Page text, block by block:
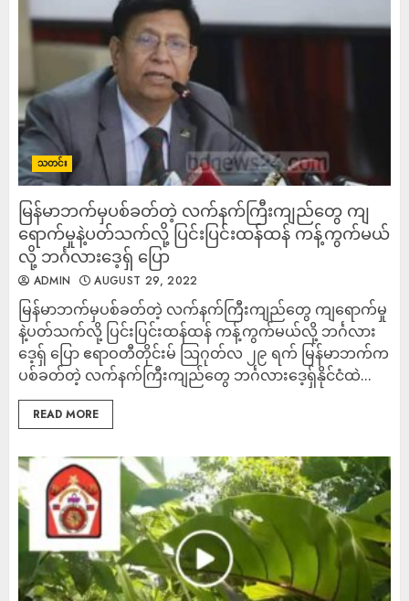
သတင်း
မြန်မာဘက်မှပစ်ခတ်တဲ့ လက်နက်ကြီးကျည်တွေ ကျ
ရောက်မှုနဲ့ပတ်သက်လို့ ပြင်းပြင်းထန်ထန် ကန့်ကွက်မယ်
လို့ ဘင်္ဂလားဒေ့ရှ် ပြော
ADMIN AUGUST 29, 2022
မြန်မာဘက်မှပစ်ခတ်တဲ့ လက်နက်ကြီးကျည်တွေ ကျရောက်မှု
နဲ့ပတ်သက်လို့ ပြင်းပြင်းထန်ထန် ကန့်ကွက်မယ်လို့ ဘင်္ဂလား
ဒေ့ရှ် ပြော ဧရာဝတီတိုင်းမ် သြဂုတ်လ ၂၉ ရက် မြန်မာဘက်က
ပစ်ခတ်တဲ့ လက်နက်ကြီးကျည်တွေ ဘင်္ဂလားဒေ့ရှ်နိုင်ငံထဲ...
READ MORE